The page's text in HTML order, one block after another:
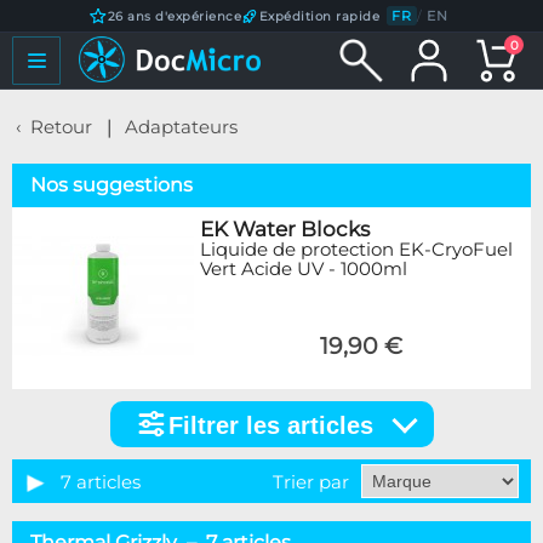
26 ans d'expérience Expédition rapide FR / EN
0
Retour Adaptateurs
Nos suggestions
EK Water Blocks
Liquide de protection EK-CryoFuel
Vert Acide UV - 1000ml
19,90 €
articles
Catégorie
Filtrer les articles
7 articles Trier par